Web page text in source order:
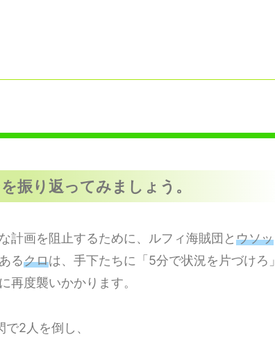
振り返ってみましょう。
計画を阻止するために、ルフィ海賊団とウソッ
るクロは、手下たちに「5分で状況を片づけろ」
に再度襲いかかります。
2人を倒し、